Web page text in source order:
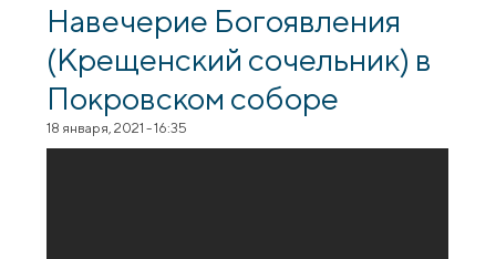
Навечерие Богоявления
(Крещенский сочельник) в
Покровском соборе
18 января, 2021 - 16:35